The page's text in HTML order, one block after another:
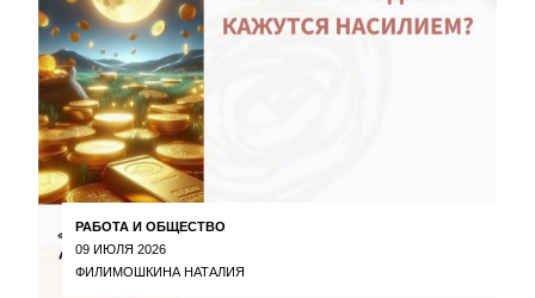
РАБОТА И ОБЩЕСТВО
09 ИЮЛЯ 2026
ФИЛИМОШКИНА НАТАЛИЯ